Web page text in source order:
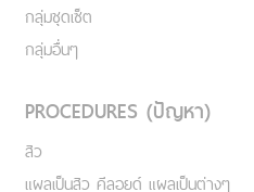
กลุ่มชุดเซ็ต
กลุ่มอื่นๆ
PROCEDURES (ปัญหา)
สิว
แผลเป็นสิว คีลอยด์ แผลเป็นต่างๆ